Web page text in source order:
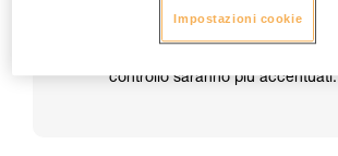
ostacolo o del suolo.
controllo saranno più accentuati.
Impostazioni cookie